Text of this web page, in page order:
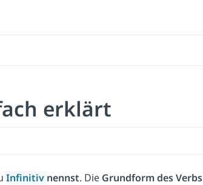
erklärt
Infinitiv nennst. Die Grundform des Verbs